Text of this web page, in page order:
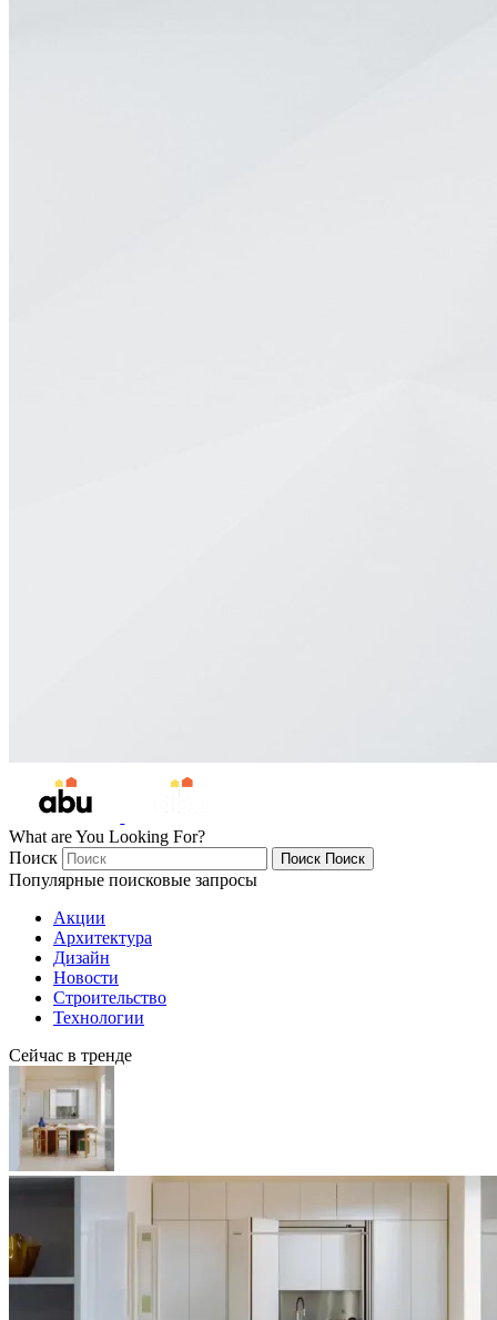
What are You Looking For?
Поиск
Поиск Поиск
Популярные поисковые запросы
Акции
Архитектура
Дизайн
Новости
Строительство
Технологии
Сейчас в тренде